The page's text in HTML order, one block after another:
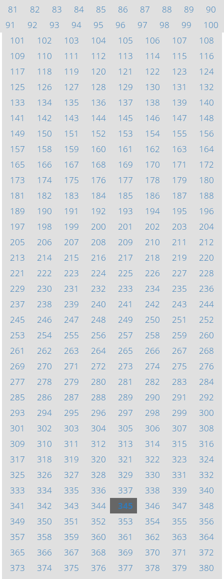
81
82 83 84 85 86 87 88 89
90
91
92 93 94 95 96 97 98 99
100
101
102 103 104 105 106 107
108
109
110 111 112 113 114 115
116
117
118 119 120 121 122 123
124
125
126 127 128 129 130 131
132
133
134 135 136 137 138 139
140
141
142 143 144 145 146 147
148
149
150 151 152 153 154 155
156
157
158 159 160 161 162 163
164
165
166 167 168 169 170 171
172
173
174 175 176 177 178 179
180
181
182 183 184 185 186 187
188
189
190 191 192 193 194 195
196
197
198 199 200 201 202 203
204
205
206 207 208 209 210 211
212
213
214 215 216 217 218 219
220
221
222 223 224 225 226 227
228
229
230 231 232 233 234 235
236
237
238 239 240 241 242 243
244
245
246 247 248 249 250 251
252
253
254 255 256 257 258 259
260
261
262 263 264 265 266 267
268
269
270 271 272 273 274 275
276
277
278 279 280 281 282 283
284
285
286 287 288 289 290 291
292
293
294 295 296 297 298 299
300
301
302 303 304 305 306 307
308
309
310 311 312 313 314 315
316
317
318 319 320 321 322 323
324
325
326 327 328 329 330 331
332
333
334 335 336 337 338 339
340
341
342 343 344 345 346 347
348
349
350 351 352 353 354 355
356
357
358 359 360 361 362 363
364
365
366 367 368 369 370 371
372
373
374 375 376 377 378 379
380